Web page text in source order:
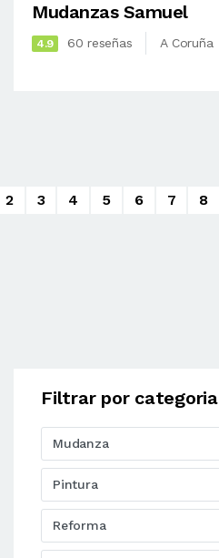
Filtrar por categoria
Mudanza
Pintura
Reforma
Mudanzas Samuel
4.9 60 reseñas A Coruña
2 3 4 5 6 7 8